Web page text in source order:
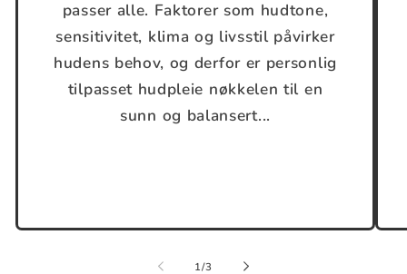
passer alle. Faktorer som hudtone,
sensitivitet, klima og livsstil påvirker
hudens behov, og derfor er personlig
tilpasset hudpleie nøkkelen til en
sunn og balansert...
1/av
3